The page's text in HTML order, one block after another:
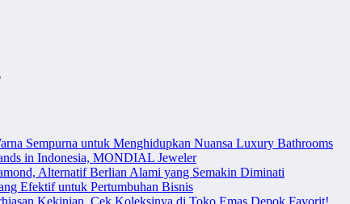
Sempurna untuk Menghidupkan Nuansa Luxury Bathrooms
in Indonesia, MONDIAL Jeweler
Alternatif Berlian Alami yang Semakin Diminati
Efektif untuk Pertumbuhan Bisnis
Kekinian, Cek Koleksinya di Toko Emas Depok Favorit!